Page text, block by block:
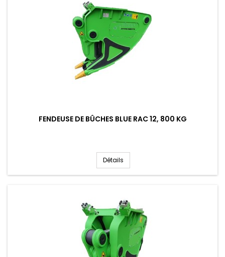
FENDEUSE DE BÛCHES BLUE RAC 12, 800 KG
Détails